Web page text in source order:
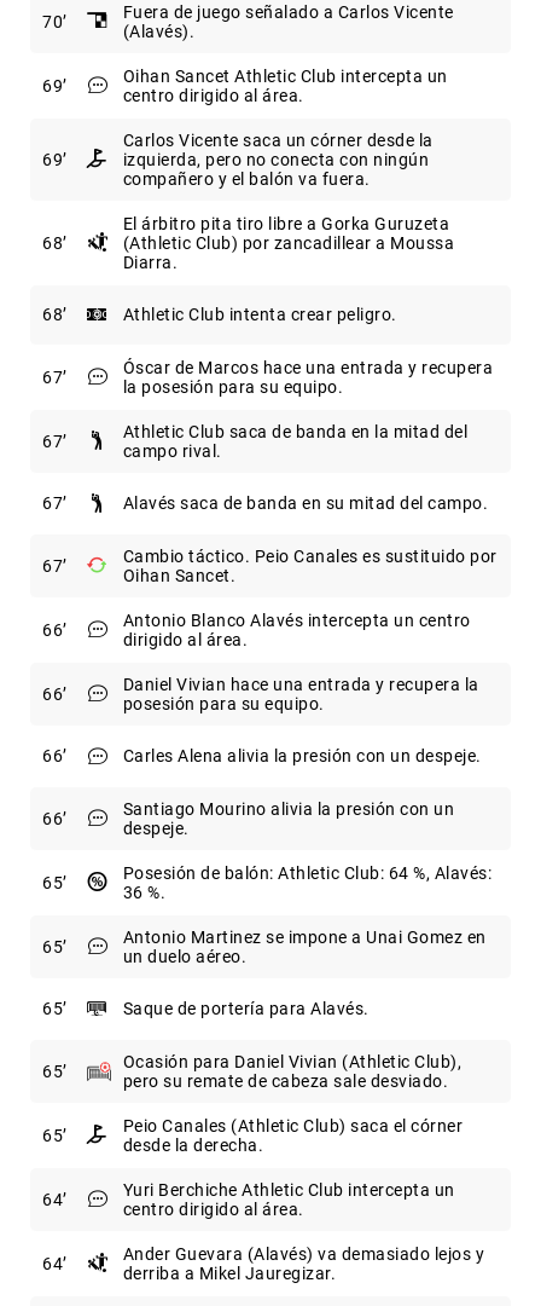
70
Fuera de juego señalado a Carlos Vicente
(Alavés).
69
Oihan Sancet Athletic Club intercepta un
centro dirigido al área.
69
Carlos Vicente saca un córner desde la
izquierda, pero no conecta con ningún
compañero y el balón va fuera.
68
El árbitro pita tiro libre a Gorka Guruzeta
(Athletic Club) por zancadillear a Moussa
Diarra.
68 Athletic Club intenta crear peligro.
67
Óscar de Marcos hace una entrada y recupera
la posesión para su equipo.
67
Athletic Club saca de banda en la mitad del
campo rival.
67 Alavés saca de banda en su mitad del campo.
67
Cambio táctico. Peio Canales es sustituido por
Oihan Sancet.
66
Antonio Blanco Alavés intercepta un centro
dirigido al área.
66
Daniel Vivian hace una entrada y recupera la
posesión para su equipo.
66 Carles Alena alivia la presión con un despeje.
66
Santiago Mourino alivia la presión con un
despeje.
65
Posesión de balón: Athletic Club: 64 %, Alavés:
36 %.
65
Antonio Martinez se impone a Unai Gomez en
un duelo aéreo.
65 Saque de portería para Alavés.
65
Ocasión para Daniel Vivian (Athletic Club),
pero su remate de cabeza sale desviado.
65
Peio Canales (Athletic Club) saca el córner
desde la derecha.
64
Yuri Berchiche Athletic Club intercepta un
centro dirigido al área.
64
Ander Guevara (Alavés) va demasiado lejos y
derriba a Mikel Jauregizar.